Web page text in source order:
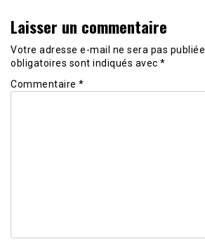
Laisser un commentaire
Votre adresse e-mail ne sera pas publiée.
obligatoires sont indiqués avec *
Commentaire *